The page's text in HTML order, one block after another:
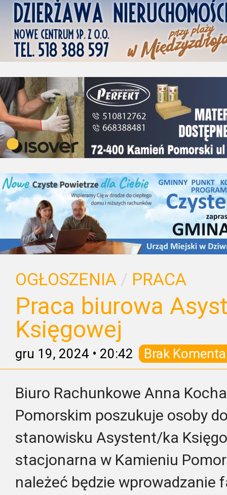
OGŁOSZENIA / PRACA
Praca biurowa
Księgowej
gru 19, 2024 • 20:42 Brak
Biuro Rachunkowe Anna
Pomorskim poszukuje osoby
stanowisku Asystent/ka
stacjonarna w Kamieniu
należeć będzie wprowadzanie